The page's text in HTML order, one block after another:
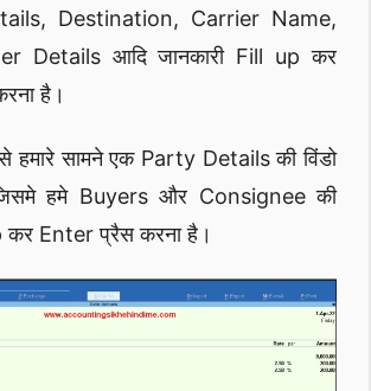
Destination, Carrier Name,
Details आदि जानकारी Fill up कर
है।
हमारे सामने एक Party Details की विंडो
हमे Buyers और Consignee की
कर Enter प्रैस करना है।